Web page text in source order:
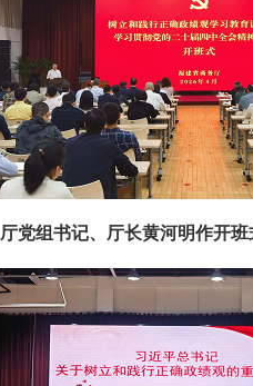
厅党组书记、厅长黄河明作开